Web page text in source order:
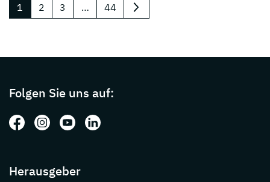
1 2 3 … 44 nächste
Folgen Sie uns auf:
Folgen Sie uns auf: Facebook
Folgen Sie uns auf: Instagram
Folgen Sie uns auf: Youtube
Folgen Sie uns auf: LinkedIn
Herausgeber